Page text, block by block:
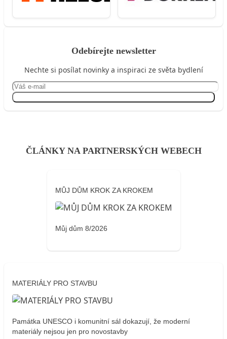
Odebírejte newsletter
Nechte si posílat novinky a inspiraci ze světa bydlení
ČLÁNKY NA PARTNERSKÝCH WEBECH
MŮJ DŮM KROK ZA KROKEM
Můj dům 8/2026
MATERIÁLY PRO STAVBU
Památka UNESCO i komunitní sál dokazují, že moderní
materiály nejsou jen pro novostavby